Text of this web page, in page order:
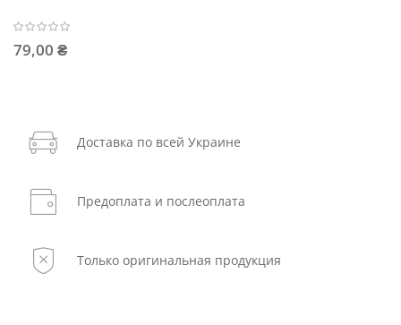
79,00 ₴
Доставка по всей Украине
Предоплата и послеоплата
Только оригинальная продукция